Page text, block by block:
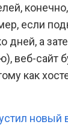
если
дней, а
веб-сайт
как
новый